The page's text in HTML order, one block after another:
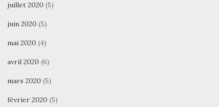
juillet 2020 (5)
juin 2020 (5)
mai 2020 (4)
avril 2020 (6)
mars 2020 (5)
février 2020 (5)